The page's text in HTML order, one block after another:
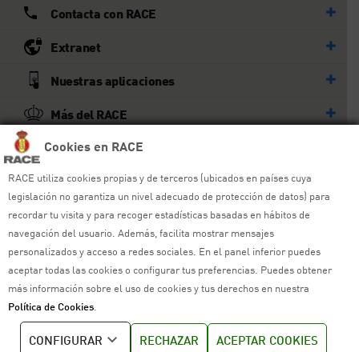
Cookies en RACE
RACE utiliza cookies propias y de terceros (ubicados en países cuya
legislación no garantiza un nivel adecuado de protección de datos) para
recordar tu visita y para recoger estadísticas basadas en hábitos de
navegación del usuario. Además, facilita mostrar mensajes
personalizados y acceso a redes sociales. En el panel inferior puedes
aceptar todas las cookies o configurar tus preferencias. Puedes obtener
más información sobre el uso de cookies y tus derechos en nuestra
Política de Cookies
CONFIGURAR RECHAZAR ACEPTAR COOKIES
Contacta con RACE
Extranet
Nuestras aplicaciones
Más del RACE
Todos los derechos reservados
Ayuda y sitemap
Aviso legal
Política de privacidad
Política de cookies